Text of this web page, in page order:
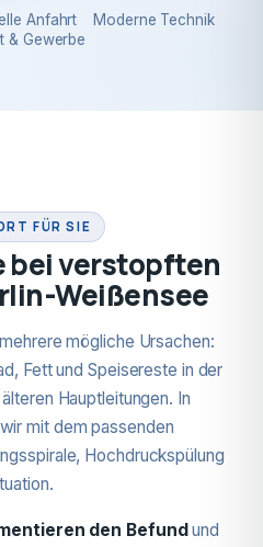
Anfahrt
Moderne Technik
& Gewerbe
FÜR SIE
bei verstopften
Weißensee
mögliche Ursachen:
Fett und Speisereste in der
Hauptleitungen. In
mit dem passenden
Hochdruckspülung
den Befundund